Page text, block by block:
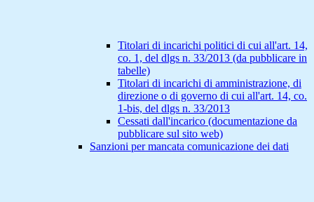
Titolari di incarichi politici di cui all'art. 14,
co. 1, del dlgs n. 33/2013 (da pubblicare in
tabelle)
Titolari di incarichi di amministrazione, di
direzione o di governo di cui all'art. 14, co.
1-bis, del dlgs n. 33/2013
Cessati dall'incarico (documentazione da
pubblicare sul sito web)
Sanzioni per mancata comunicazione dei dati